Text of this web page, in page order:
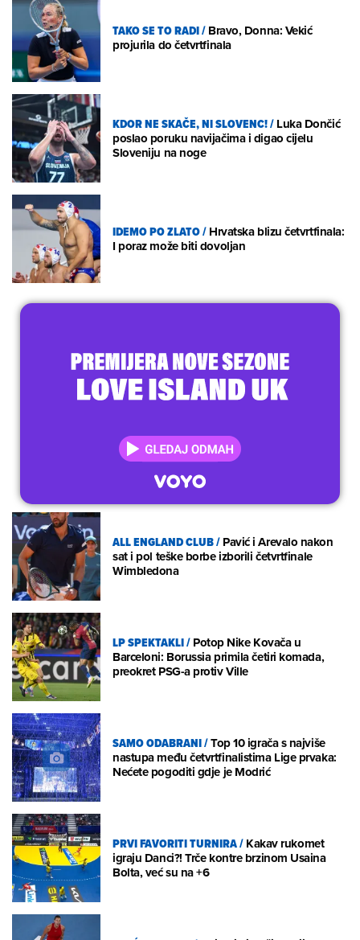
TAKO SE TO RADI/Bravo, Donna: Vekić
projurila do četvrtfinala
KDOR NE SKAČE, NI SLOVENC!/Luka Dončić
poslao poruku navijačima i digao cijelu
Sloveniju na noge
IDEMO PO ZLATO/Hrvatska blizu četvrtfinala:
I poraz može biti dovoljan
ALL ENGLAND CLUB/Pavić i Arevalo nakon
sat i pol teške borbe izborili četvrtfinale
Wimbledona
LP SPEKTAKLI/Potop Nike Kovača u
Barceloni: Borussia primila četiri komada,
preokret PSG-a protiv Ville
SAMO ODABRANI/Top 10 igrača s najviše
nastupa među četvrtfinalistima Lige prvaka:
Nećete pogoditi gdje je Modrić
PRVI FAVORITI TURNIRA/Kakav rukomet
igraju Danci?! Trče kontre brzinom Usaina
Bolta, već su na +6